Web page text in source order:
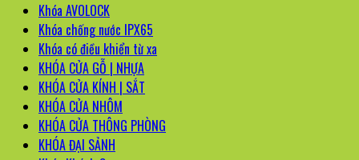
Khóa AVOLOCK
Khóa chống nước IPX65
Khóa có điều khiển từ xa
KHÓA CỬA GỖ | NHỰA
KHÓA CỬA KÍNH | SẮT
KHÓA CỬA NHÔM
KHÓA CỬA THÔNG PHÒNG
KHÓA ĐẠI SẢNH